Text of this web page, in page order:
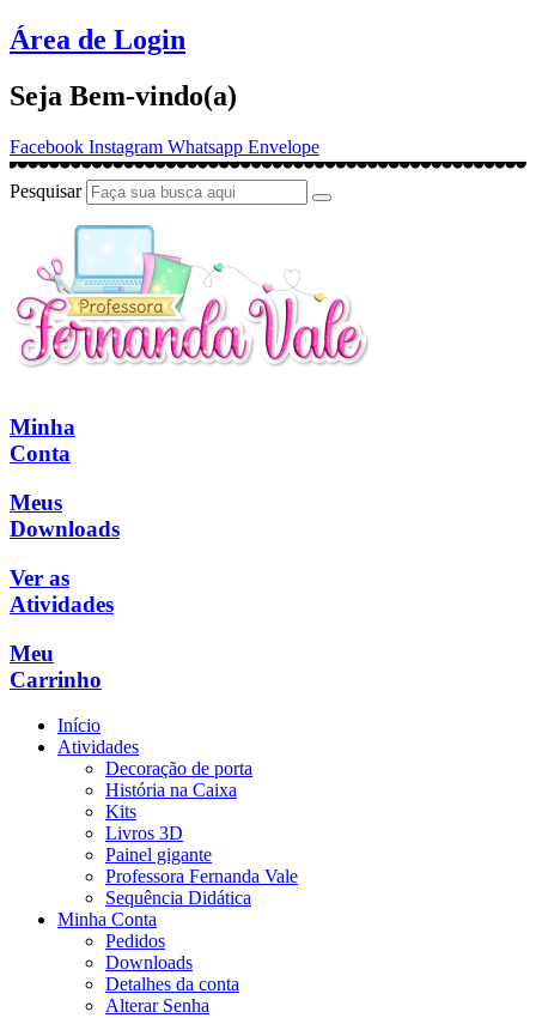
Ir
para
conteúdo
Área de Login
Seja Bem-vindo(a)
Facebook Instagram Whatsapp Envelope
Pesquisar
Minha
Conta
Meus
Downloads
Ver as
Atividades
Meu
Carrinho
Início
Atividades
Decoração de porta
História na Caixa
Kits
Livros 3D
Painel gigante
Professora Fernanda Vale
Sequência Didática
Minha Conta
Pedidos
Downloads
Detalhes da conta
Alterar Senha